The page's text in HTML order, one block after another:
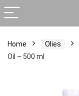
Home Olies
Oil – 500 ml